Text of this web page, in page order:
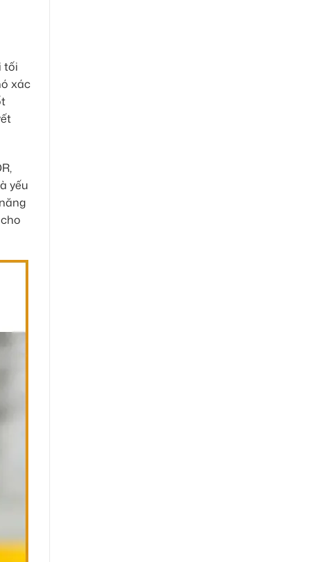
tối
xác
yếu